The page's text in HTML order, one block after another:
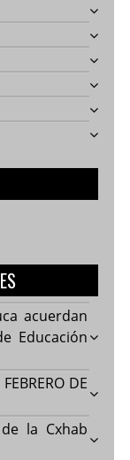
acuerdan
Educación
DE
la Cxhab